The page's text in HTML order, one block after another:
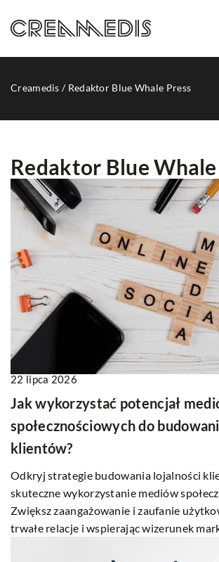
Creamedis / Redaktor Blue Whale Press
Redaktor Blue Whale
22 lipca 2026
Jak wykorzystać potencjał
społecznościowych do
klientów?
Odkryj strategie budowania lojalności
skuteczne wykorzystanie mediów
Zwiększ zaangażowanie i zaufanie
trwałe relacje i wspierając wizerunek